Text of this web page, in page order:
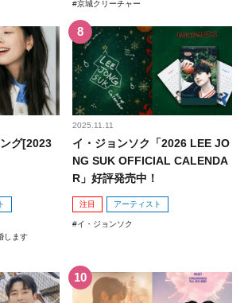
京城クリーチャー
グ[2023
します
2025.11.11
イ・ジョンソク「2026 LEE JO
NG SUK OFFICIAL CALENDA
R」好評発売中！
注目 アーティスト
イ・ジョンソク